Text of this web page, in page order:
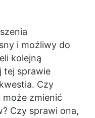
i możliwy do
kolejną
tej sprawie
Czy
zmienić
Czy sprawi ona,